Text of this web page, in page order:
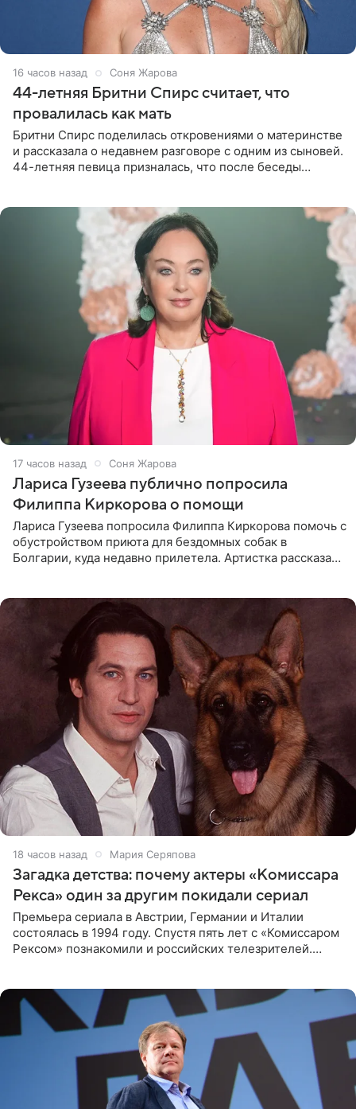
16 часов назад Соня Жарова
44-летняя Бритни Спирс считает, что
провалилась как мать
Бритни Спирс поделилась откровениями о материнстве
и рассказала о недавнем разговоре с одним из сыновей.
44-летняя певица призналась, что после беседы
17 часов назад Соня Жарова
Лариса Гузеева публично попросила
Филиппа Киркорова о помощи
Лариса Гузеева попросила Филиппа Киркорова помочь с
обустройством приюта для бездомных собак в
Болгарии, куда недавно прилетела. Артистка рассказала
18 часов назад Мария Серяпова
Загадка детства: почему актеры «Комиссара
Рекса» один за другим покидали сериал
Премьера сериала в Австрии, Германии и Италии
состоялась в 1994 году. Спустя пять лет с «Комиссаром
Рексом» познакомили и российских телезрителей.